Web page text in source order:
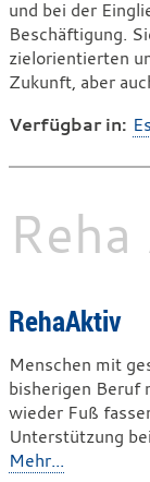
und bei der
Beschäftigung.
zielorientierten
Zukunft, aber
Verfügbar in:
RehaAktiv
Menschen mit
bisherigen Beruf
wieder Fuß
Unterstützung
Mehr...